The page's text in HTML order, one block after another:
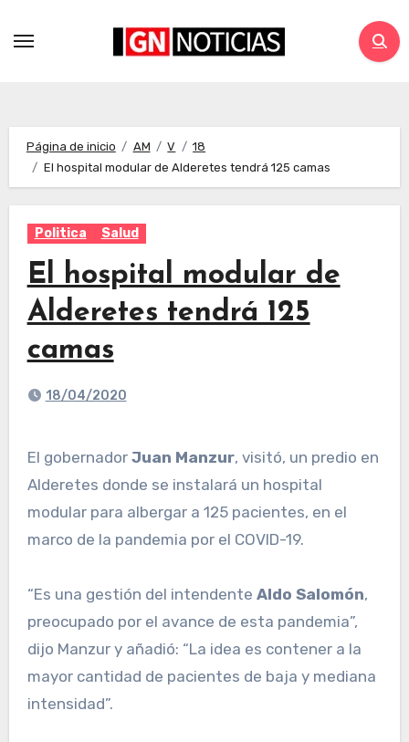
Página de inicio AM V
18
El hospital modular de Alderetes tendrá 125 camas
Politica Salud
El hospital modular de
Alderetes tendrá 125
camas
18/04/2020
El gobernador Juan Manzur, visitó, un predio en
Alderetes donde se instalará un hospital
modular para albergar a 125 pacientes, en el
marco de la pandemia por el COVID-19.
“Es una gestión del intendente Aldo Salomón,
preocupado por el avance de esta pandemia”,
dijo Manzur y añadió: “La idea es contener a la
mayor cantidad de pacientes de baja y mediana
intensidad”.